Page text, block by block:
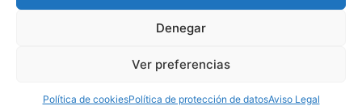
Denegar
Ver preferencias
Política de cookiesPolítica de protección de datosAviso Legal
Suscríbete a nuestra Newsletter
Correo electrónico (requerido)